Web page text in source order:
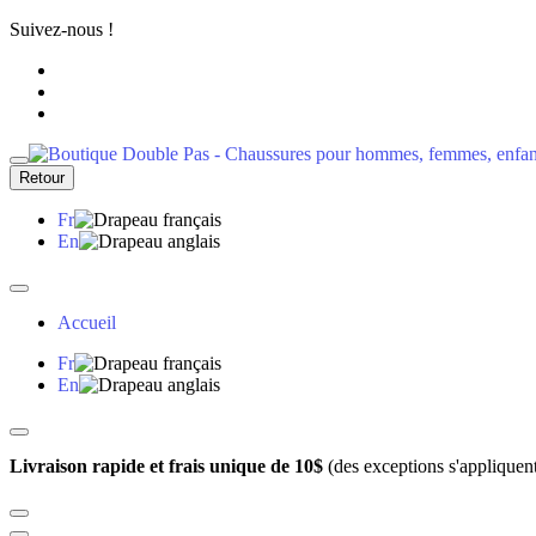
Suivez-nous !
Retour
Fr
En
Accueil
Fr
En
Livraison rapide et frais unique de 10$ (des exceptions